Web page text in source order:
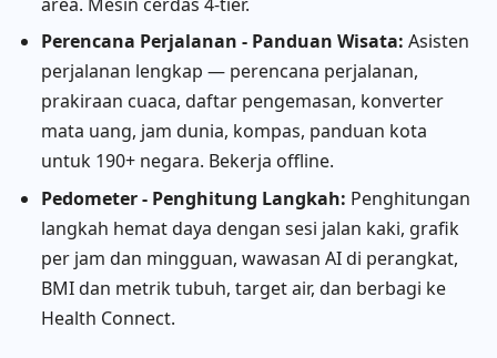
Perencana Perjalanan - Panduan Wisata: Asisten
perjalanan lengkap — perencana perjalanan,
prakiraan cuaca, daftar pengemasan, konverter
mata uang, jam dunia, kompas, panduan kota
untuk 190+ negara. Bekerja offline.
Pedometer - Penghitung Langkah: Penghitungan
langkah hemat daya dengan sesi jalan kaki, grafik
per jam dan mingguan, wawasan AI di perangkat,
BMI dan metrik tubuh, target air, dan berbagi ke
Health Connect.